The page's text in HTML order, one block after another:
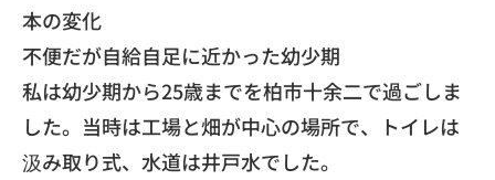
本の変化
​不便だが自給自足に近かった幼少期
​私は幼少期から25歳までを柏市十余二で過ごしま
した。当時は工場と畑が中心の場所で、トイレは
汲み取り式、水道は井戸水でした。